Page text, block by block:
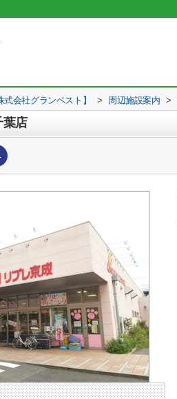
会社グランベスト】 > 周辺施設案内 >
葉店